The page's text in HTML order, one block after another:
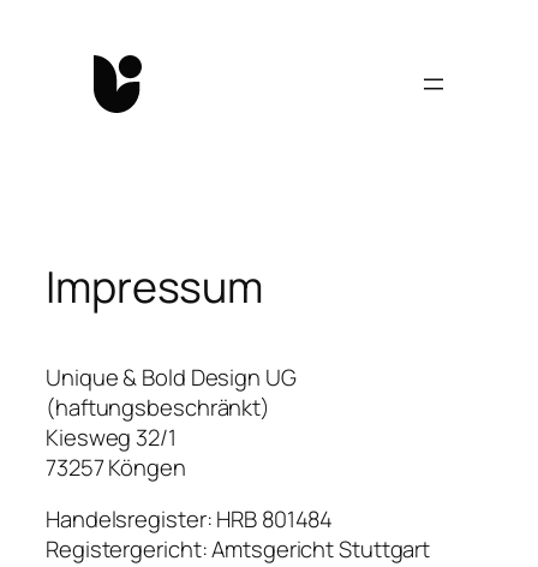
Impressum
Unique & Bold Design UG
(haftungsbeschränkt)
Kiesweg 32/1
73257 Köngen
Handelsregister: HRB 801484
Registergericht: Amtsgericht Stuttgart